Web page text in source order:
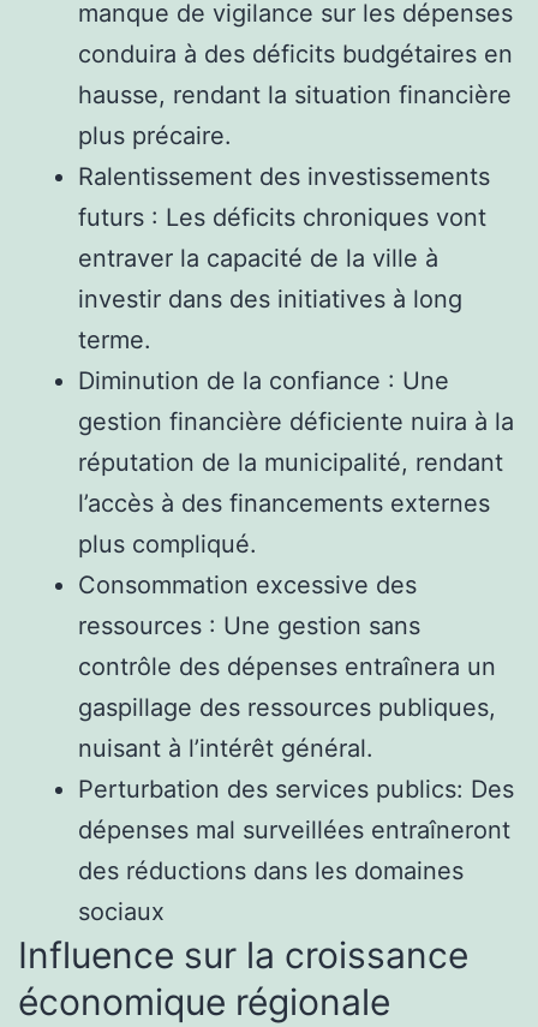
manque de vigilance sur les dépenses
conduira à des déficits budgétaires en
hausse, rendant la situation financière
plus précaire.
Ralentissement des investissements
futurs : Les déficits chroniques vont
entraver la capacité de la ville à
investir dans des initiatives à long
terme.
Diminution de la confiance : Une
gestion financière déficiente nuira à la
réputation de la municipalité, rendant
l’accès à des financements externes
plus compliqué.
Consommation excessive des
ressources : Une gestion sans
contrôle des dépenses entraînera un
gaspillage des ressources publiques,
nuisant à l’intérêt général.
Perturbation des services publics: Des
dépenses mal surveillées entraîneront
des réductions dans les domaines
sociaux
Influence sur la croissance
économique régionale